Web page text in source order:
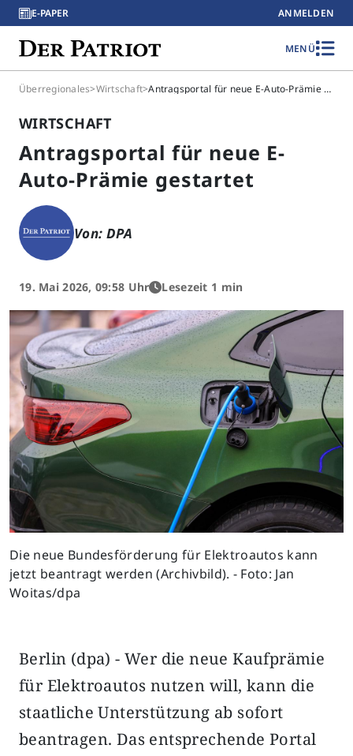
E-PAPER ANMELDEN
MENÜ
Überregionales>Wirtschaft> Antragsportal für neue E-Auto-Prämie gestartet
WIRTSCHAFT
Antragsportal für neue E-
Auto-Prämie gestartet
Von: DPA
19. Mai 2026, 09:58 Uhr Lesezeit 1 min
Die neue Bundesförderung für Elektroautos kann
jetzt beantragt werden (Archivbild). - Foto: Jan
Woitas/dpa
Berlin (dpa) - Wer die neue Kaufprämie
für Elektroautos nutzen will, kann die
staatliche Unterstützung ab sofort
beantragen. Das entsprechende Portal